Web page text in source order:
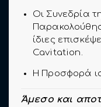
Οι Συνεδρία
ίδιες
Cavitation.
H Προσφορά
Άμεσο και